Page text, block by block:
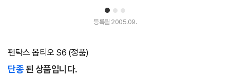
1 2 3
등록월 2005.09.
펜탁스 옵티오 S6 (정품)
단종된 상품입니다.